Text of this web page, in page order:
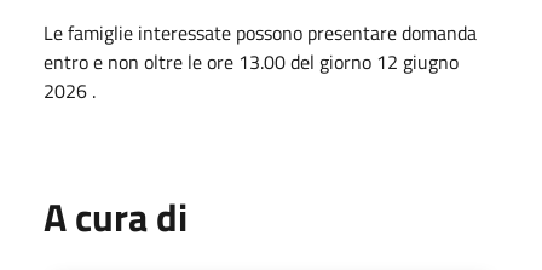
Le famiglie interessate possono presentare domanda
entro e non oltre le ore 13.00 del giorno 12 giugno
2026 .
A cura di